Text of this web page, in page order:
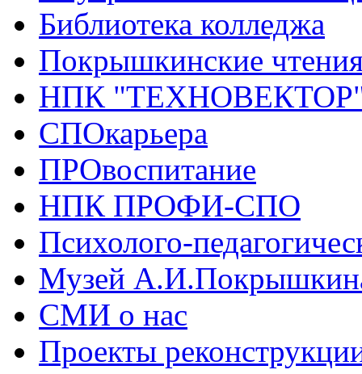
Библиотека колледжа
Покрышкинские
НПК
СПОкарьера
ПРОвоспитание
НПК ПРОФИ-СПО
Психолого-
Музей
СМИ о нас
Проекты